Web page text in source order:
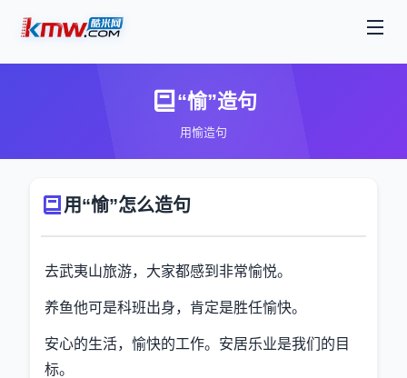
“愉”造句
用愉造句
用“愉”怎么造句
去武夷山旅游，大家都感到非常愉悦。
养鱼他可是科班出身，肯定是胜任愉快。
安心的生活，愉快的工作。安居乐业是我们的目
标。